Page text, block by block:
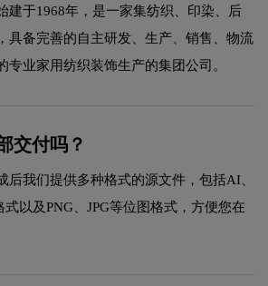
建于1968年，是一家集纺织、印染、后
具备完善的自主研发、生产、销售、物流
专业家用纺织装饰生产的集团公司。
交付吗？
后我们提供多种格式的源文件，包括AI、
式以及PNG、JPG等位图格式，方便您在